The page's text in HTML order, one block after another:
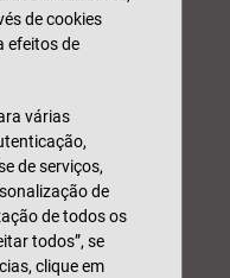
de uma via de
é feito
ViaCard;
de
entrada numa
ou de
de cookies
efeitos de
várias
de serviços,
de
de todos os
todos”, se
clique em